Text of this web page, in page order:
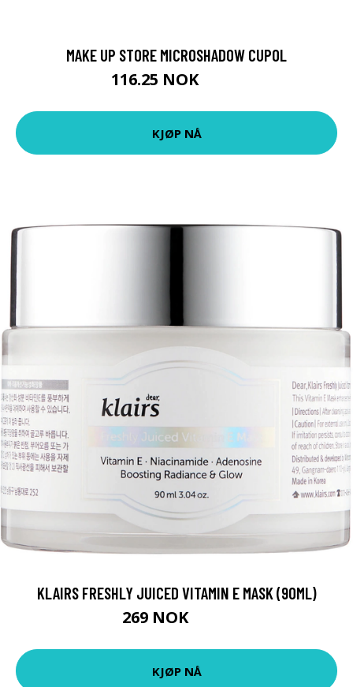
MAKE UP STORE MICROSHADOW CUPOL
116.25 NOK
KJØP NÅ
KLAIRS FRESHLY JUICED VITAMIN E MASK (90ML)
269 NOK
KJØP NÅ